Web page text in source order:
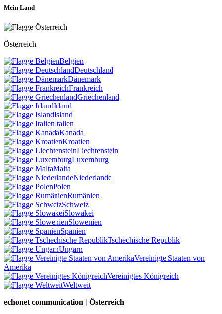
Mein Land
Österreich
Belgien
Deutschland
Dänemark
Frankreich
Griechenland
Irland
Island
Italien
Kanada
Kroatien
Liechtenstein
Luxemburg
Malta
Niederlande
Polen
Rumänien
Schweiz
Slowakei
Slowenien
Spanien
Tschechische Republik
Ungarn
Vereinigte Staaten von
Amerika
Vereinigtes Königreich
Weltweit
echonet communication | Österreich